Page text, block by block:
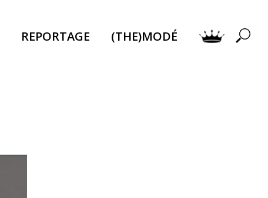
REPORTAGE (THE)MODÉ